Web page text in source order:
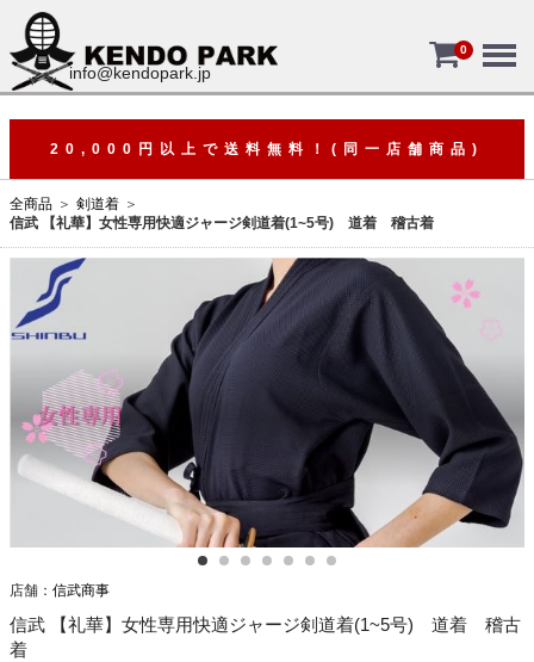
info@kendopark.jp
0
20,000円以上で送料無料！(同一店舗商品)
全商品
剣道着
信武 【礼華】女性専用快適ジャージ剣道着(1~5号) 道着 稽古着
店舗： 信武商事
信武 【礼華】女性専用快適ジャージ剣道着(1~5号) 道着 稽古
着